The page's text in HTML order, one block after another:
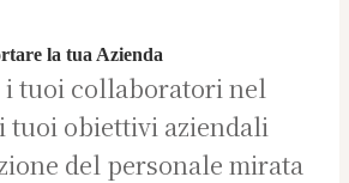
la tua Azienda
i tuoi collaboratori nel
tuoi obiettivi aziendali
del personale mirata